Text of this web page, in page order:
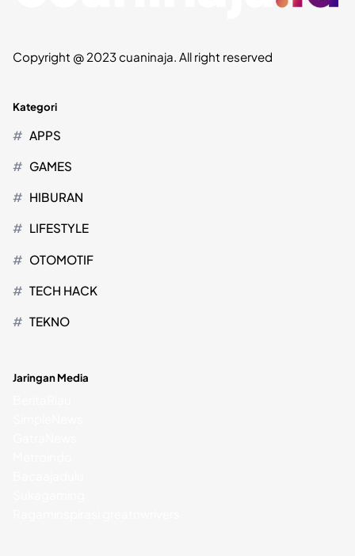
Copyright @ 2023 cuaninaja. All right reserved
Kategori
APPS
GAMES
HIBURAN
LIFESTYLE
OTOMOTIF
TECH HACK
TEKNO
Jaringan Media